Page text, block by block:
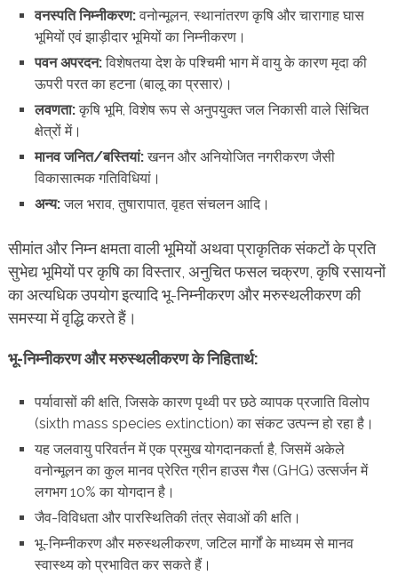
वनस्पति निम्नीकरण:वनोन्मूलन, स्थानांतरण कृषि और चारागाह घास
भूमियों एवं झाड़ीदार भूमियों का निम्नीकरण।
पवन अपरदन:विशेषतया देश के पश्चिमी भाग में वायु के कारण मृदा की
ऊपरी परत का हटना (बालू का प्रसार)।
लवणता:कृषि भूमि, विशेष रूप से अनुपयुक्त जल निकासी वाले सिंचित
क्षेत्रों में।
मानव जनित/बस्तियां:खनन और अनियोजित नगरीकरण जैसी
विकासात्मक गतिविधियां।
अन्य:जल भराव, तुषारापात, वृहत संचलन आदि।
सीमांत और निम्न क्षमता वाली भूमियों अथवा प्राकृतिक संकटों के प्रति
सुभेद्य भूमियों पर कृषि का विस्तार, अनुचित फसल चक्रण, कृषि रसायनों
का अत्यधिक उपयोग इत्यादि भू-निम्नीकरण और मरुस्थलीकरण की
समस्या में वृद्धि करते हैं।
भू-निम्नीकरण और मरुस्थलीकरण के निहितार्थ:
पर्यावासों की क्षति, जिसके कारण पृथ्वी पर छठे व्यापक प्रजाति विलोप
(sixth mass species extinction) का संकटउत्पन्न हो रहा है।
यह जलवायु परिवर्तन में एक प्रमुख योगदानकर्ता है, जिसमें अकेले
वनोन्मूलन का कुल मानव प्रेरित ग्रीन हाउस गैस (GHG) उत्सर्जन में
लगभग 10% का योगदान है।
जैव-विविधता और पारस्थितिकी तंत्र सेवाओं की क्षति।
भू-निम्नीकरण और मरुस्थलीकरण, जटिल मार्गों के माध्यम से मानव
स्वास्थ्य को प्रभावित कर सकते हैं।